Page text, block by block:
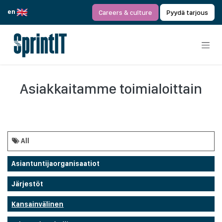
en
Careers & culture Pyydä tarjous
Asiakkaitamme toimialoittain
All
Asiantuntijaorganisaatiot
Järjestöt
Kansainvälinen